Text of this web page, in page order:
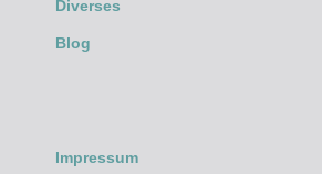
Diverses
Blog
Impressum